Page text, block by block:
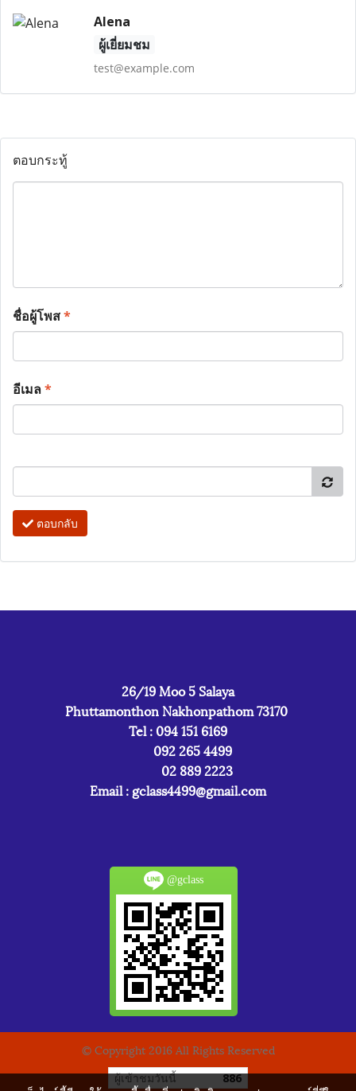
Alena
ผู้เยี่ยมชม
test@example.com
ตอบกระทู้
ชื่อผู้โพส*
อีเมล*
ตอบกลับ
26/19 Moo 5 Salaya
Phuttamonthon Nakhonpathom 73170
Tel : 094 151 6169
092 265 4499
02 889 2223
Email : gclass4499@gmail.com
@gclass
© Copyright 2016 All Rights Reserved
ผู้เข้าชมวันนี้ 886